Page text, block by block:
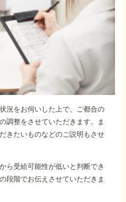
況をお伺いした上で、ご都合の
調整をさせていただきます。ま
きたいものなどのご説明もさせ
ら受給可能性が低いと判断でき
段階でお伝えさせていただきま